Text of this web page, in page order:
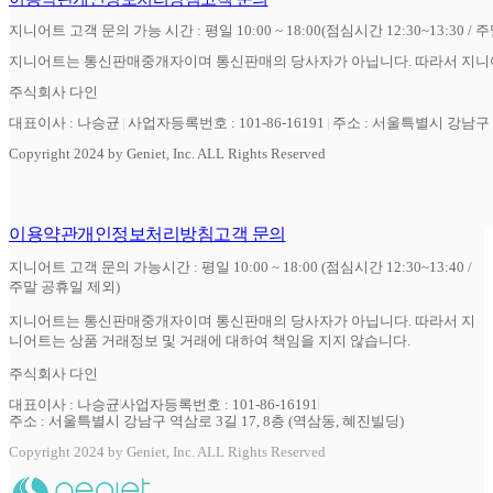
지니어트 고객 문의 가능 시간 : 평일 10:00 ~ 18:00(점심시간 12:30~13:30 /
지니어트는 통신판매중개자이며 통신판매의 당사자가 아닙니다. 따라서 지
주식회사 다인
대표이사 : 나승균 사업자등록번호 : 101-86-16191
주소 : 서울특별시 강남
Copyright 2024 by Geniet, Inc. ALL Rights Reserved
이용약관개인정보처리방침고객 문의
지니어트 고객 문의 가능시간 : 평일 10:00 ~ 18:00 (점심시간 12:30~13:40 /
주말 공휴일 제외)
지니어트는 통신판매중개자이며 통신판매의 당사자가 아닙니다. 따라서 지
니어트는 상품 거래정보 및 거래에 대하여 책임을 지지 않습니다.
주식회사 다인
대표이사 : 나승균사업자등록번호 : 101-86-16191
주소 : 서울특별시 강남구 역삼로 3길 17, 8층 (역삼동, 혜진빌딩)
Copyright 2024 by Geniet, Inc. ALL Rights Reserved